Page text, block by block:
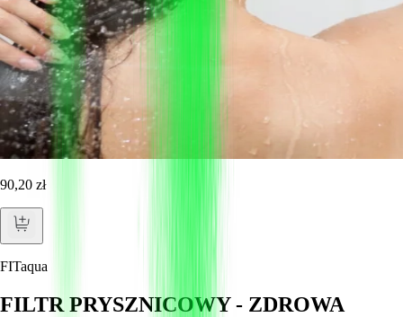
90,20 zł
FITaqua
FILTR PRYSZNICOWY - ZDROWA